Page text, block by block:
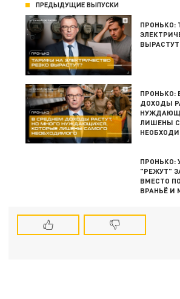
ПРЕДЫДУЩИЕ ВЫПУСКИ
ПРОНЬКО:
ПРОНЬКО:
ДОХОДЫ
ЛИШЕНЫ
ПРОНЬКО:
"РЕЖУТ"
ВМЕСТО
ВРАНЬЁ И